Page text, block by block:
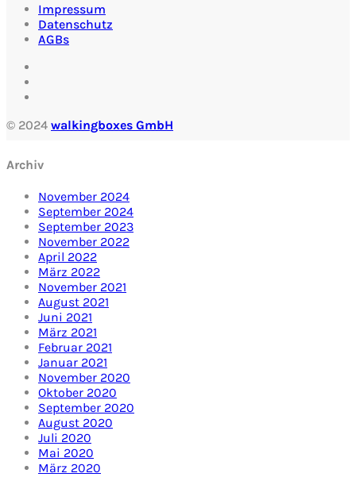
Impressum
Datenschutz
AGBs
© 2024 walkingboxes GmbH
Archiv
November 2024
September 2024
September 2023
November 2022
April 2022
März 2022
November 2021
August 2021
Juni 2021
März 2021
Februar 2021
Januar 2021
November 2020
Oktober 2020
September 2020
August 2020
Juli 2020
Mai 2020
März 2020